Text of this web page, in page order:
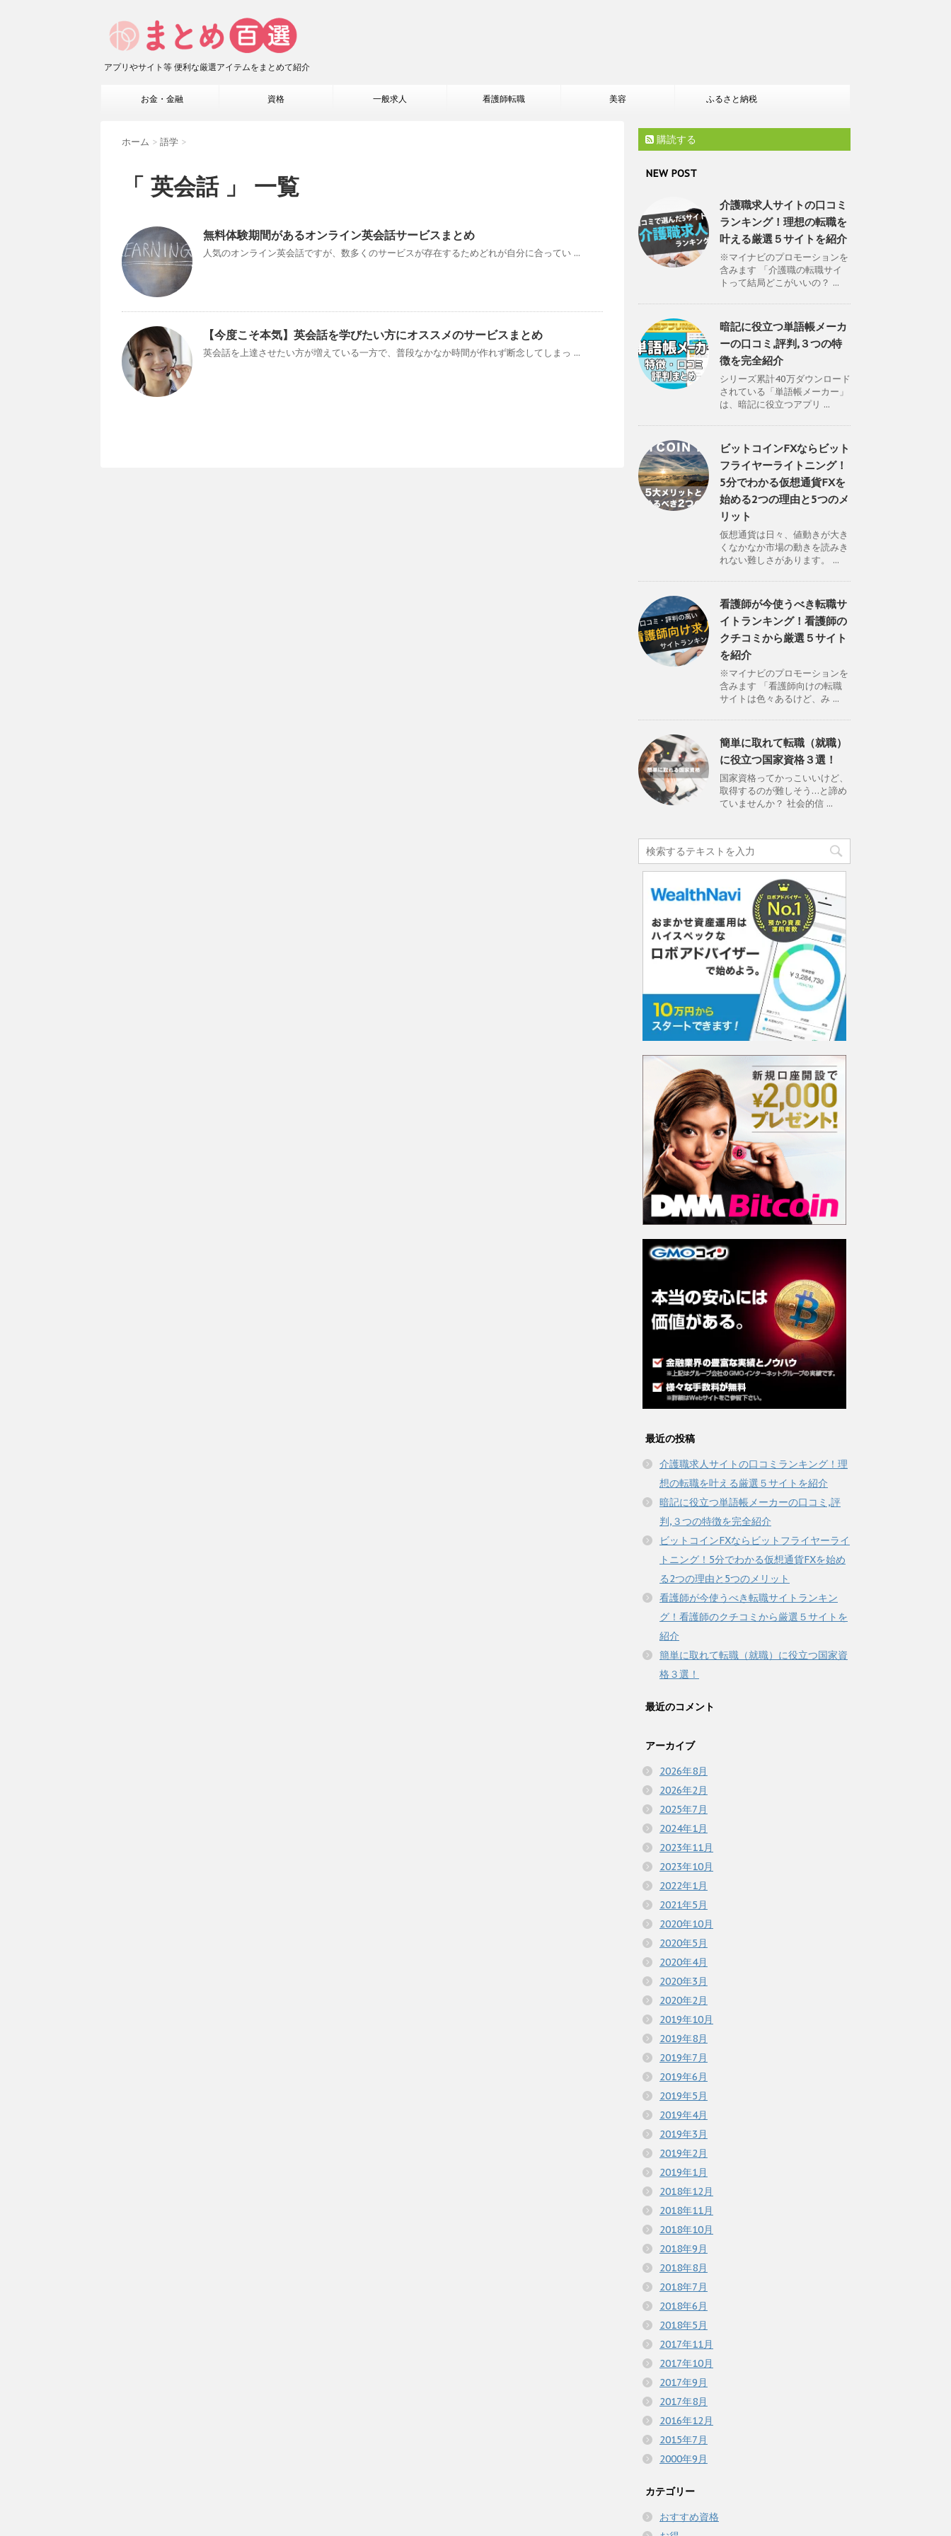
アプリやサイト等 便利な厳選アイテムをまとめて紹介
お金・金融 資格 一般求人 看護師転職 美容 ふるさと納税
ホーム > 語学 >
「 英会話 」 一覧
無料体験期間があるオンライン英会話サービスまとめ
人気のオンライン英会話ですが、数多くのサービスが存在するためどれが自分に合ってい ...
【今度こそ本気】英会話を学びたい方にオススメのサービスまとめ
英会話を上達させたい方が増えている一方で、普段なかなか時間が作れず断念してしまっ ...
購読する
NEW POST
介護職求人サイトの口コミ
ランキング！理想の転職を
叶える厳選５サイトを紹介
※マイナビのプロモーションを
含みます 「介護職の転職サイ
トって結局どこがいいの？ ...
暗記に役立つ単語帳メーカ
ーの口コミ,評判,３つの特
徴を完全紹介
シリーズ累計40万ダウンロード
されている「単語帳メーカー」
は、暗記に役立つアプリ ...
ビットコインFXならビット
フライヤーライトニング！
5分でわかる仮想通貨FXを
始める2つの理由と5つのメ
リット
仮想通貨は日々、値動きが大き
くなかなか市場の動きを読みき
れない難しさがあります。 ...
看護師が今使うべき転職サ
イトランキング！看護師の
クチコミから厳選５サイト
を紹介
※マイナビのプロモーションを
含みます 「看護師向けの転職
サイトは色々あるけど、み ...
簡単に取れて転職（就職）
に役立つ国家資格３選！
国家資格ってかっこいいけど、
取得するのが難しそう…と諦め
ていませんか？ 社会的信 ...
最近の投稿
介護職求人サイトの口コミランキング！理
想の転職を叶える厳選５サイトを紹介
暗記に役立つ単語帳メーカーの口コミ,評
判,３つの特徴を完全紹介
ビットコインFXならビットフライヤーライ
トニング！5分でわかる仮想通貨FXを始め
る2つの理由と5つのメリット
看護師が今使うべき転職サイトランキン
グ！看護師のクチコミから厳選５サイトを
紹介
簡単に取れて転職（就職）に役立つ国家資
格３選！
最近のコメント
アーカイブ
2026年8月
2026年2月
2025年7月
2024年1月
2023年11月
2023年10月
2022年1月
2021年5月
2020年10月
2020年5月
2020年4月
2020年3月
2020年2月
2019年10月
2019年8月
2019年7月
2019年6月
2019年5月
2019年4月
2019年3月
2019年2月
2019年1月
2018年12月
2018年11月
2018年10月
2018年9月
2018年8月
2018年7月
2018年6月
2018年5月
2017年11月
2017年10月
2017年9月
2017年8月
2016年12月
2015年7月
2000年9月
カテゴリー
おすすめ資格